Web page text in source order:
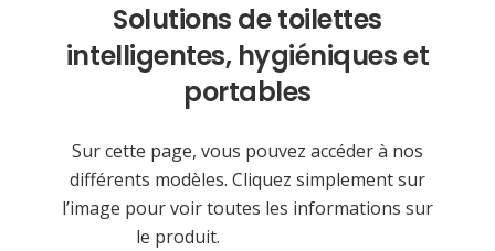
Solutions de toilettes
intelligentes, hygiéniques et
portables
Sur cette page, vous pouvez accéder à nos
différents modèles. Cliquez simplement sur
l’image pour voir toutes les informations sur
le produit.